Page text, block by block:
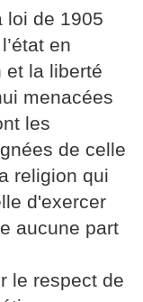
loi de 1905
en
et la liberté
menacées
les
de celle
religion qui
d'exercer
aucune part
le respect de